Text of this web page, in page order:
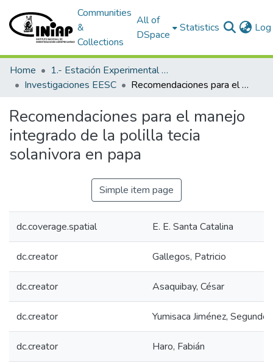
Communities
&
Collections
All of
DSpace
Statistics
Home
1.- Estación Experimental Santa Catalina
Investigaciones EESC
Recomendaciones para el manejo integrado de la polilla tecia solanivora en papa
Recomendaciones para el manejo
integrado de la polilla tecia
solanivora en papa
Simple item page
dc.coverage.spatial E. E. Santa Catalina
dc.creator Gallegos, Patricio
dc.creator Asaquibay, César
dc.creator Yumisaca Jiménez, Segundo
dc.creator Haro, Fabián